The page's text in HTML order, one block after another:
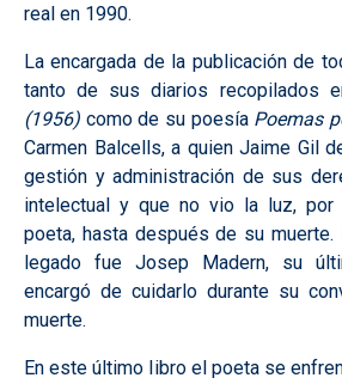
real en 1990.
La encargada de la publicación de
tanto de sus diarios recopilados
(1956) como de su poesía Poemas
Carmen Balcells, a quien Jaime Gil
gestión y administración de sus
intelectual y que no vio la luz, por
poeta, hasta después de su
legado fue Josep Madern, su
encargó de cuidarlo durante su
muerte.
En este último libro el poeta se